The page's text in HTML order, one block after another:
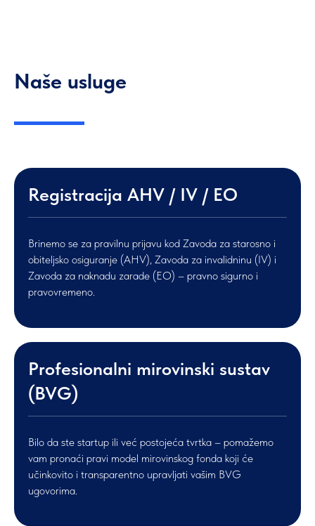
Naše usluge
Registracija AHV / IV / EO
Brinemo se za pravilnu prijavu kod Zavoda za starosno i
obiteljsko osiguranje (AHV), Zavoda za invalidninu (IV) i
Zavoda za naknadu zarade (EO) – pravno sigurno i
pravovremeno.
Profesionalni mirovinski sustav
(BVG)
Bilo da ste startup ili već postojeća tvrtka – pomažemo
vam pronaći pravi model mirovinskog fonda koji će
učinkovito i transparentno upravljati vašim BVG
ugovorima.